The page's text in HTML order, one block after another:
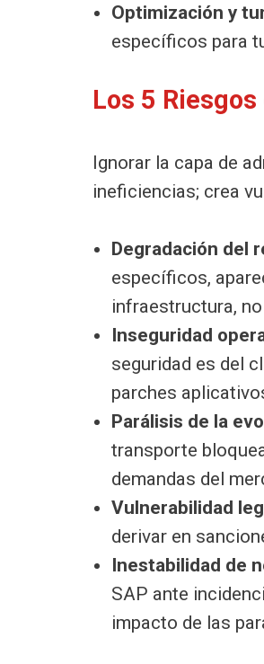
Optimización y
específicos para
Los 5
Ignorar la capa de
ineficiencias; crea
Degradación del
específicos,
infraestructura,
Inseguridad
seguridad es del
parches
Parálisis de la
transporte
demandas del
Vulnerabilidad
derivar en
Inestabilidad de
SAP ante
impacto de las